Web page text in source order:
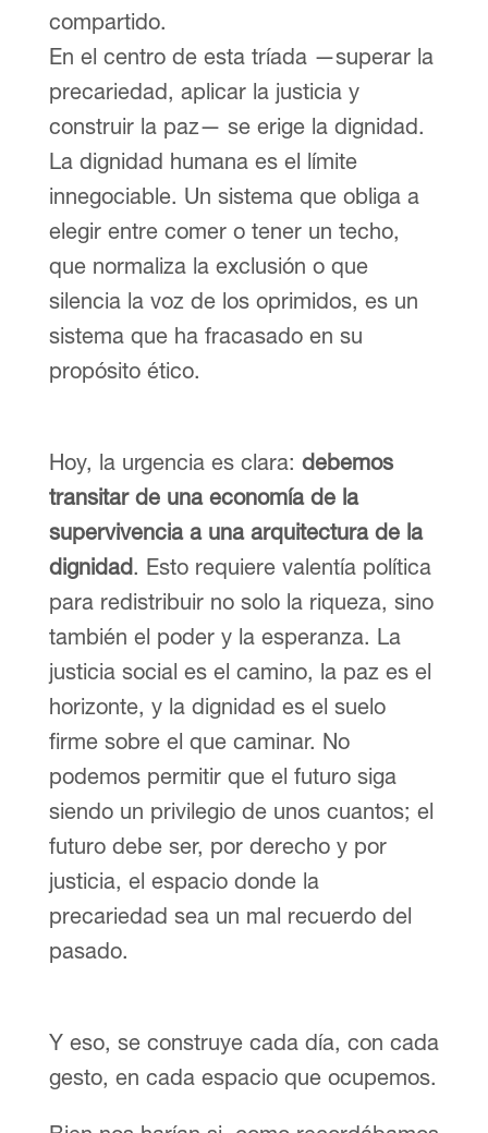
compartido.
En el centro de esta tríada —superar la
precariedad, aplicar la justicia y
construir la paz— se erige la dignidad.
La dignidad humana es el límite
innegociable. Un sistema que obliga a
elegir entre comer o tener un techo,
que normaliza la exclusión o que
silencia la voz de los oprimidos, es un
sistema que ha fracasado en su
propósito ético.
Hoy, la urgencia es clara: debemos
transitar de una economía de la
supervivencia a una arquitectura de la
dignidad. Esto requiere valentía política
para redistribuir no solo la riqueza, sino
también el poder y la esperanza. La
justicia social es el camino, la paz es el
horizonte, y la dignidad es el suelo
firme sobre el que caminar. No
podemos permitir que el futuro siga
siendo un privilegio de unos cuantos; el
futuro debe ser, por derecho y por
justicia, el espacio donde la
precariedad sea un mal recuerdo del
pasado.
Y eso, se construye cada día, con cada
gesto, en cada espacio que ocupemos.